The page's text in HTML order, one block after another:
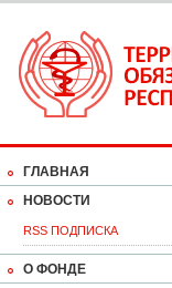
ГЛАВНАЯ
НОВОСТИ
RSS ПОДПИСКА
О ФОНДЕ